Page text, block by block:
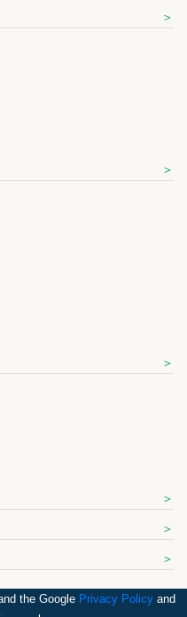
the Google Privacy Policyand